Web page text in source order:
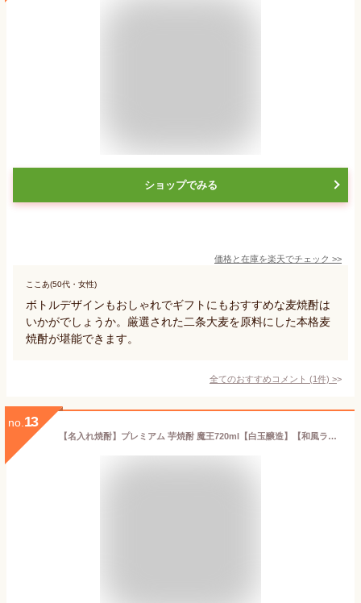
ショップでみる
価格と在庫を楽天でチェック >>
ここあ(50代・女性)
ボトルデザインもおしゃれでギフトにもおすすめな麦焼酎は
いかがでしょうか。厳選された二条大麦を原料にした本格麦
焼酎が堪能できます。
全てのおすすめコメント (1件) >
no. 13
【名入れ焼酎】プレミアム 芋焼酎 魔王720ml【白玉醸造】【和風ラッピング】【木箱】